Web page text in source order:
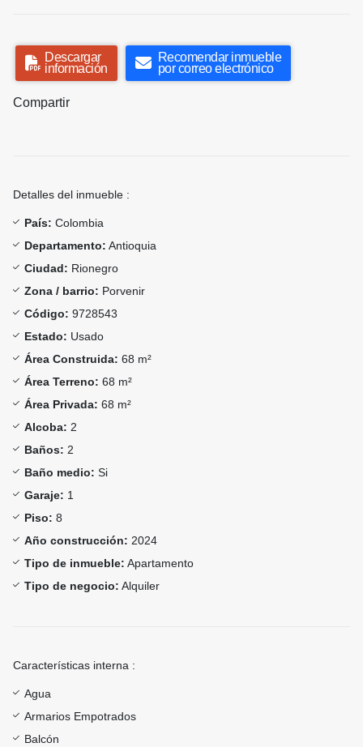
Descargar
información
Recomendar inmueble
por correo electrónico
Compartir
Detalles del inmueble :
País: Colombia
Departamento: Antioquia
Ciudad: Rionegro
Zona / barrio: Porvenir
Código: 9728543
Estado: Usado
Área Construida: 68 m²
Área Terreno: 68 m²
Área Privada: 68 m²
Alcoba: 2
Baños: 2
Baño medio: Si
Garaje: 1
Piso: 8
Año construcción: 2024
Tipo de inmueble: Apartamento
Tipo de negocio: Alquiler
Características interna :
Agua
Armarios Empotrados
Balcón